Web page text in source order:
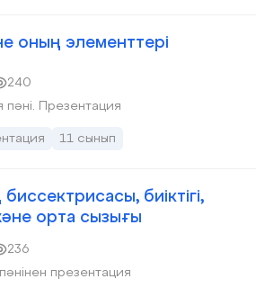
оның элементтері
240
Презентация
11 сынып
биіктігі,
орта сызығы
236
презентация